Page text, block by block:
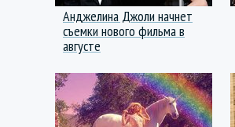
Анджелина Джоли начнет
съемки нового фильма в
августе